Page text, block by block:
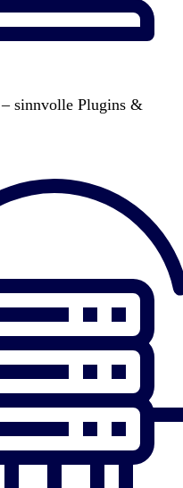
– sinnvolle Plugins &